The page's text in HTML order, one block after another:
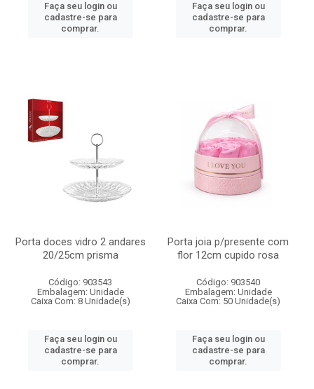
Faça seu login ou
cadastre-se para
comprar.
Faça seu login ou
cadastre-se para
comprar.
Porta doces vidro 2 andares
20/25cm prisma
Código: 903543
Embalagem: Unidade
Caixa Com: 8 Unidade(s)
Faça seu login ou
cadastre-se para
comprar.
Porta joia p/presente com
flor 12cm cupido rosa
Código: 903540
Embalagem: Unidade
Caixa Com: 50 Unidade(s)
Faça seu login ou
cadastre-se para
comprar.